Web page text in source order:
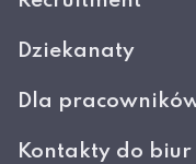
Dziekanaty
Dla
Kontakty do biur